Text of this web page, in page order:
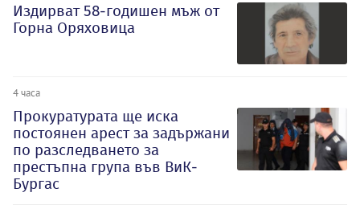
Издирват 58-годишен мъж от
Горна Оряховица
4 часа
Прокуратурата ще иска
постоянен арест за задържани
по разследването за
престъпна група във ВиК-
Бургас